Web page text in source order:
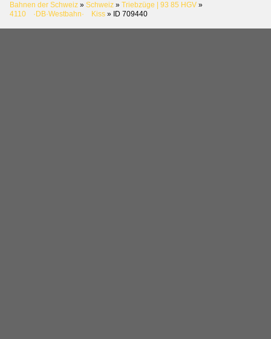
Bahnen der Schweiz » Schweiz » Triebzüge | 93 85 HGV »
4110 ·DB·Westbahn· Kiss » ID 709440